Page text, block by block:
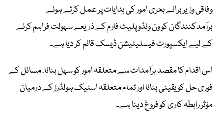
وفاقی وزیر برائے بحری امور کی ہدایات پر عمل کرتے ہوئے
برآمدکنندگان کو ون ونڈو پلیٹ فارم کے ذریعے سہولت فراہم کرنے
کے لیے ایکسپورٹ فیسلیٹیشن ڈیسک قائم کر دیا ہے۔
اس اقدام کا مقصد برآمدات سے متعلقہ امور کو سہل بنانا، مسائل کے
فوری حل کو یقینی بنانا اور تمام متعلقہ اسٹیک ہولڈرز کے درمیان
مؤثر رابطہ کاری کو فروغ دینا ہے۔